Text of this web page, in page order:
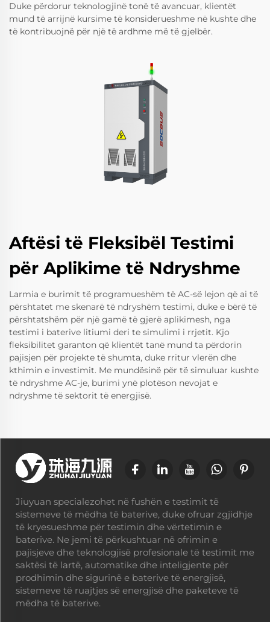
Duke përdorur teknologjinë tonë të avancuar, klientët
mund të arrijnë kursime të konsiderueshme në kushte dhe
të kontribuojnë për një të ardhme më të gjelbër.
Aftësi të Fleksibël Testimi
për Aplikime të Ndryshme
Larmia e burimit të programueshëm të AC-së lejon që ai të
përshtatet me skenarë të ndryshëm testimi, duke e bërë të
përshtatshëm për një gamë të gjerë aplikimesh, nga
testimi i baterive litiumi deri te simulimi i rrjetit. Kjo
fleksibilitet garanton që klientët tanë mund ta përdorin
pajisjen për projekte të shumta, duke rritur vlerën dhe
kthimin e investimit. Me mundësinë për të simuluar kushte
të ndryshme AC-je, burimi ynë plotëson nevojat e
ndryshme të sektorit të energjisë.
Jiuyuan specialezohet në fushën e testimit të
sistemeve të mëdha të baterive, duke ofruar zgjidhje
të kryesueshme për testimin dhe vërtetimin e
baterive. Ne jemi të përkushtuar në ofrimin e
pajisjeve dhe teknologjisë profesionale të testimit me
saktësi të lartë, automatike dhe inteligjente për
prodhimin dhe sigurinë e baterive të energjisë,
sistemeve të ruajtjes së energjisë dhe paketeve të
mëdha të baterive.